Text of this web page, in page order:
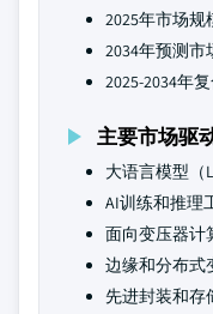
2025年市场规
2034年预测市
2025-2034年
主要市场驱
大语言模型（
AI训练和推理
面向变压器计
边缘和分布式
先进封装和存